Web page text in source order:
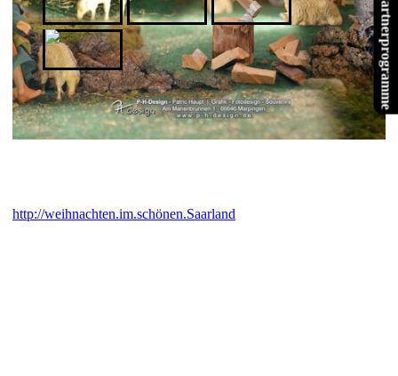
Partnerprogramme
http://weihnachten.im.schönen.Saarland
Tubefittings.euVerwoehnwochenende.de
Website X5
XPPen